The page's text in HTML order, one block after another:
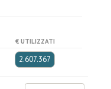
€ UTILIZZATI
2.607.367